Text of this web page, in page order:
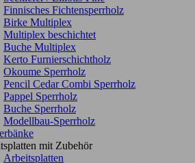
Finnisches Fichtensperrholz
Birke Multiplex
Multiplex beschichtet
Buche Multiplex
Kerto Furnierschichtholz
Okoume Sperrholz
Pencil Cedar Combi Sperrholz
Pappel Sperrholz
Buche Sperrholz
Modellbau-Sperrholz
mit Zubehör
Arbeitsplatten